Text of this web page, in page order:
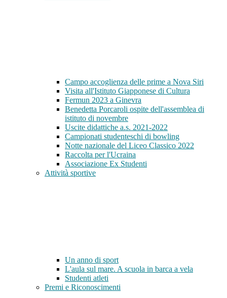
Campo accoglienza delle prime a Nova Siri
Visita all'Istituto Giapponese di Cultura
Fermun 2023 a Ginevra
Benedetta Porcaroli ospite dell'assemblea di
istituto di novembre
Uscite didattiche a.s. 2021-2022
Campionati studenteschi di bowling
Notte nazionale del Liceo Classico 2022
Raccolta per l'Ucraina
Associazione Ex Studenti
Attività sportive
Un anno di sport
L'aula sul mare. A scuola in barca a vela
Studenti atleti
Premi e Riconoscimenti